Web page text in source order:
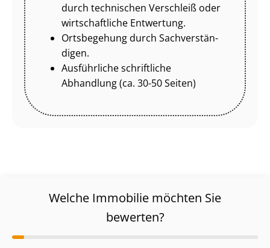
durch technischen Verschleiß oder
wirtschaftliche Entwertung.
Ortsbegehung durch Sach­ver­stän­
di­gen.
Ausführliche schriftliche
Abhandlung (ca. 30-50 Seiten)
Welche Immobilie möchten Sie
bewerten?